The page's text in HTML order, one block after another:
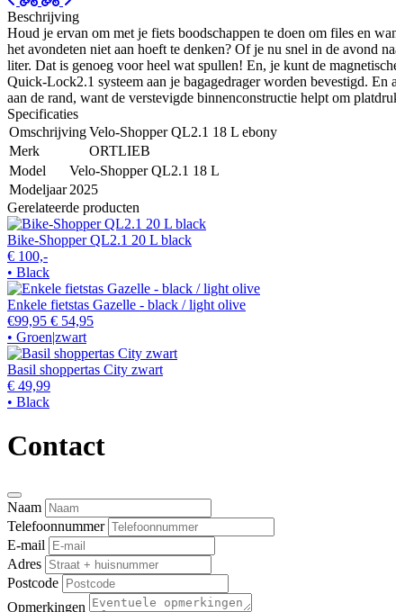
Beschrijving
Houd je ervan om met je fiets boodschappen te doen om files en
het avondeten niet aan hoeft te denken? Of je nu snel in de avond
liter. Dat is genoeg voor heel wat spullen! En, je kunt de
Quick-Lock2.1 systeem aan je bagagedrager worden bevestigd.
aan de rand, want de verstevigde binnenconstructie helpt om
Specificaties
OmschrijvingVelo-Shopper QL2.1 18 L ebony
Merk
ORTLIEB
Model
Velo-Shopper QL2.1 18 L
Modeljaar 2025
Gerelateerde producten
Bike-Shopper QL2.1 20 L black
€ 100,-
• Black
Enkele fietstas Gazelle - black / light olive
€99,95 € 54,95
• Groen|zwart
Basil shoppertas City zwart
€ 49,99
• Black
Contact
Naam
Telefoonnummer
E-mail
Adres
Postcode
Opmerkingen